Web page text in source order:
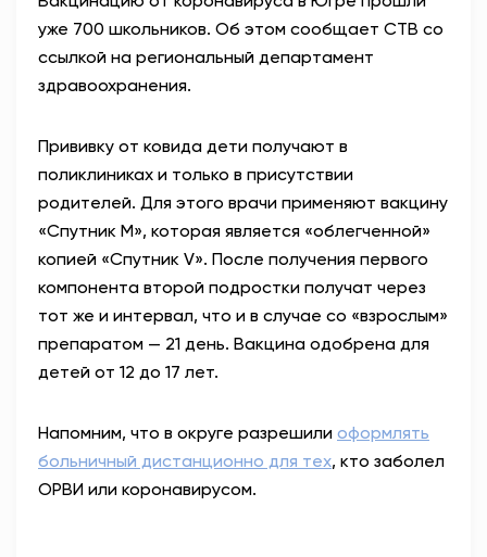
уже 700 школьников. Об этом сообщает СТВ со
ссылкой на региональный департамент
здравоохранения.
Прививку от ковида дети получают в
поликлиниках и только в присутствии
родителей. Для этого врачи применяют вакцину
«Спутник М», которая является «облегченной»
копией «Спутник V». После получения первого
компонента второй подростки получат через
тот же и интервал, что и в случае со «взрослым»
препаратом — 21 день. Вакцина одобрена для
детей от 12 до 17 лет.
Напомним, что в округе разрешили оформлять
больничный дистанционно для тех, кто заболел
ОРВИ или коронавирусом.